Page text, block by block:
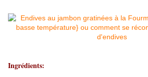
Ingrédients: